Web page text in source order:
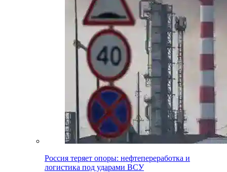
Россия теряет опоры: нефтепереработка и
логистика под ударами ВСУ